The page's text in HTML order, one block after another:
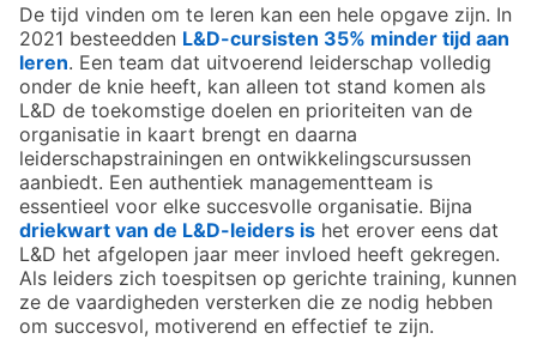
De tijd vinden om te leren kan een hele opgave zijn. In
2021 besteedden L&D-cursisten 35% minder tijd aan
lerenopens in a new tab
. Een team dat uitvoerend leiderschap volledig
onder de knie heeft, kan alleen tot stand komen als
L&D de toekomstige doelen en prioriteiten van de
organisatie in kaart brengt en daarna
leiderschapstrainingen en ontwikkelingscursussen
aanbiedt. Een authentiek managementteam is
essentieel voor elke succesvolle organisatie. Bijna
driekwart van de L&D-leiders is opens in a new tab
het erover eens dat
L&D het afgelopen jaar meer invloed heeft gekregen.
Als leiders zich toespitsen op gerichte training, kunnen
ze de vaardigheden versterken die ze nodig hebben
om succesvol, motiverend en effectief te zijn.